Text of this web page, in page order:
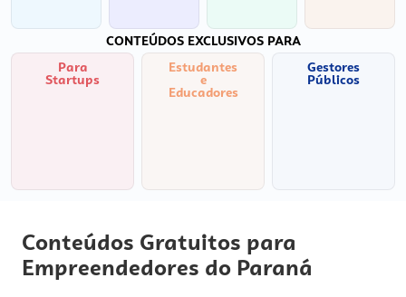
CONTEÚDOS EXCLUSIVOS PARA
Para
Startups
Estudantes
e
Educadores
Gestores
Públicos
Conteúdos Gratuitos para
Empreendedores do Paraná